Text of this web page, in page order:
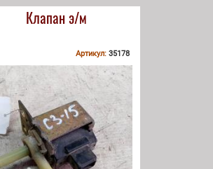
Клапан э/м
Артикул: 35178